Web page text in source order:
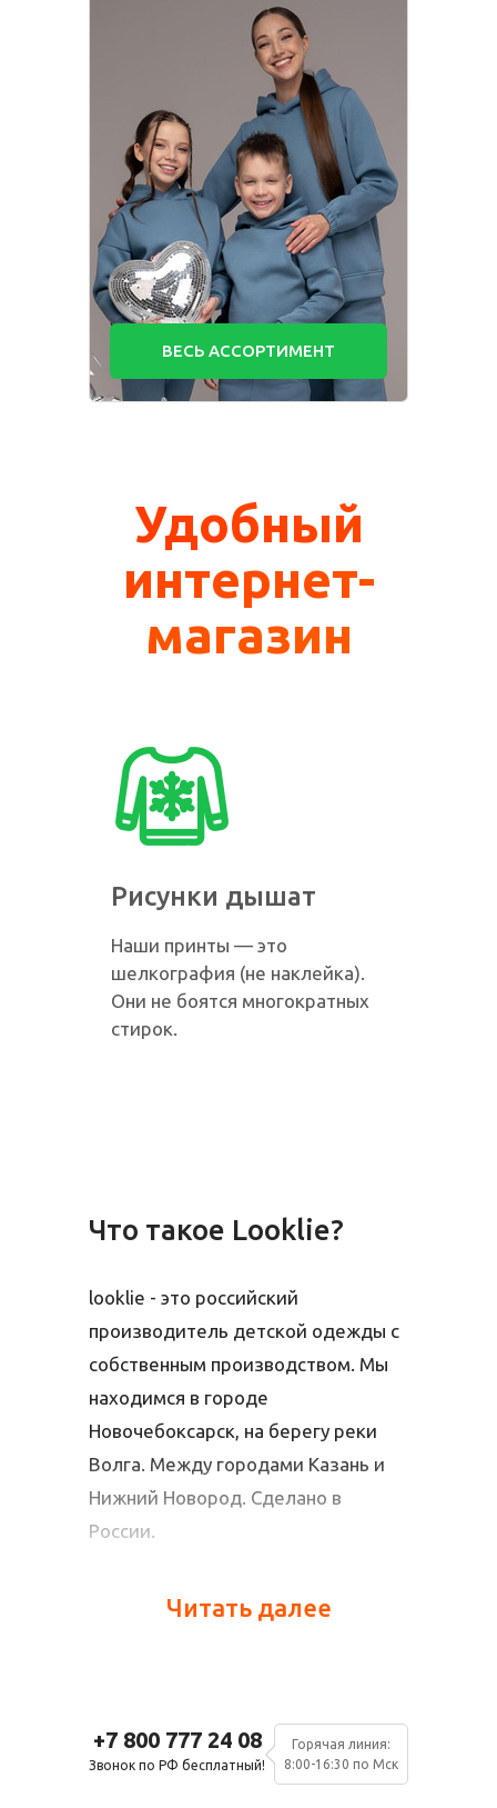
ВЕСЬ АССОРТИМЕНТ
Удобный
интернет-
магазин
Рисунки дышат
Наши принты — это
шелкография (не наклейка).
Они не боятся многократных
стирок.
Быстрая отгрузка
На следующий день после
оплаты.
При стирке не меняет форму и
цвет. Всегда как новое.
Что такое Looklie?
looklie - это российский
производитель детской одежды с
собственным производством. Мы
находимся в городе
Новочебоксарск, на берегу реки
Волга. Между городами Казань и
Нижний Новород. Сделано в
России.
looklie – это натуральное
дополнительной обработки такая
ткань намного дольше сохраняет
Читать далее
+7 800 777 24 08
Звонок по РФ бесплатный!
Горячая линия:
8:00-16:30 по Мск